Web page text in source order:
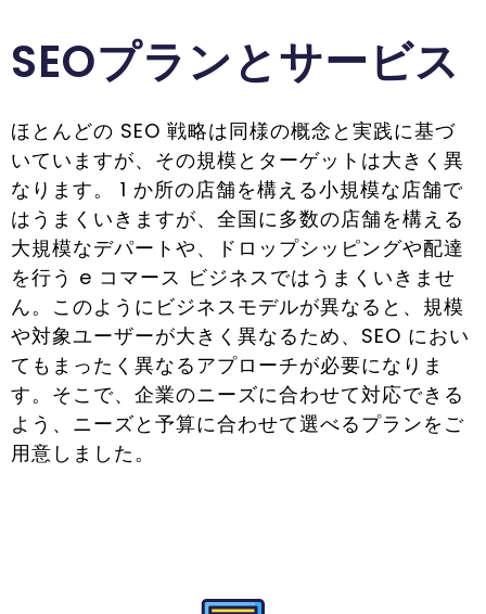
SEOプランとサービス
ほとんどの SEO 戦略は同様の概念と実践に基づ
いていますが、その規模とターゲットは大きく異
なります。 1 か所の店舗を構える小規模な店舗で
はうまくいきますが、全国に多数の店舗を構える
大規模なデパートや、ドロップシッピングや配達
を行う e コマース ビジネスではうまくいきませ
ん。このようにビジネスモデルが異なると、規模
や対象ユーザーが大きく異なるため、SEO におい
てもまったく異なるアプローチが必要になりま
す。そこで、企業のニーズに合わせて対応できる
よう、ニーズと予算に合わせて選べるプランをご
用意しました。